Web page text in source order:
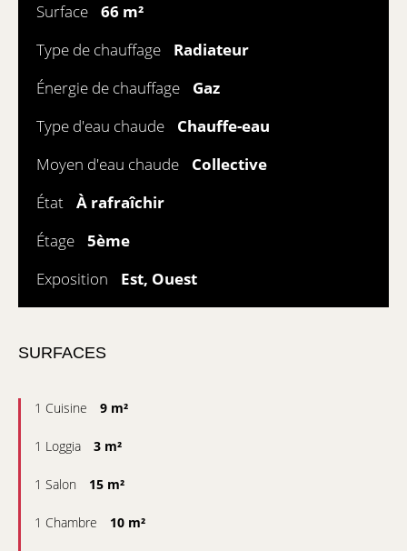
Surface
66 m²
Type de chauffage
Radiateur
Énergie de chauffage
Gaz
Type d'eau chaude
Chauffe-eau
Moyen d'eau chaude
Collective
État
À rafraîchir
Étage
5ème
Exposition
Est, Ouest
SURFACES
1 Cuisine 9 m²
1 Loggia 3 m²
1 Salon 15 m²
1 Chambre 10 m²